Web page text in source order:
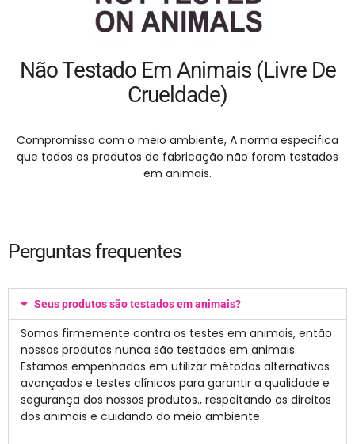
Não Testado Em Animais (Livre De
Crueldade)
Compromisso com o meio ambiente, A norma especifica
que todos os produtos de fabricação não foram testados
em animais.
Perguntas frequentes
Seus produtos são testados em animais?
Somos firmemente contra os testes em animais, então
nossos produtos nunca são testados em animais.
Estamos empenhados em utilizar métodos alternativos
avançados e testes clínicos para garantir a qualidade e
segurança dos nossos produtos., respeitando os direitos
dos animais e cuidando do meio ambiente.